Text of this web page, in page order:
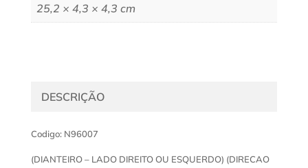
25,2 × 4,3 × 4,3 cm
DESCRIÇÃO
Codigo: N96007
(DIANTEIRO – LADO DIREITO OU ESQUERDO) (DIRECAO